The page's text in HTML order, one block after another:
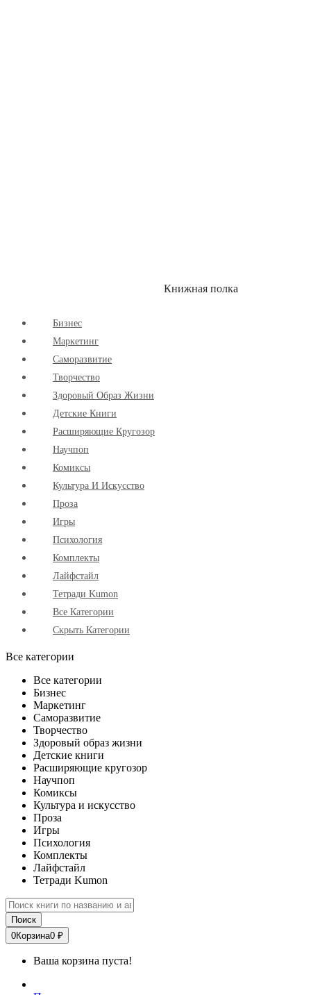
Книжная полка
Бизнес
Маркетинг
Cаморазвитие
Творчество
Здоровый Образ Жизни
Детские Книги
Расширяющие Кругозор
Научпоп
Комиксы
Культура И Искусство
Проза
Игры
Психология
Комплекты
Лайфстайл
Тетради Kumon
Все Категории
Скрыть Категории
Все категории
Все категории
Бизнес
Маркетинг
Саморазвитие
Творчество
Здоровый образ жизни
Детские книги
Расширяющие кругозор
Научпоп
Комиксы
Культура и искусство
Проза
Игры
Психология
Комплекты
Лайфстайл
Тетради Kumon
Поиск
0Корзина0 ₽
Ваша корзина пуста!